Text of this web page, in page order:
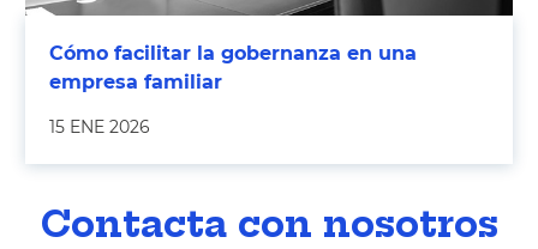
Cómo facilitar la gobernanza en una
empresa familiar
15 ENE 2026
Contacta con nosotros